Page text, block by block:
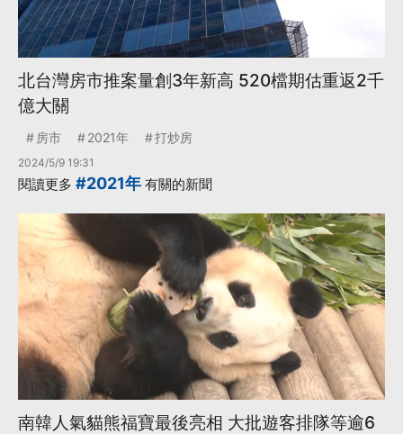
北台灣房市推案量創3年新高 520檔期估重返2千
億大關
房市 2021年 打炒房
2024/5/9 19:31
閱讀更多 #2021年 有關的新聞
南韓人氣貓熊福寶最後亮相 大批遊客排隊等逾6